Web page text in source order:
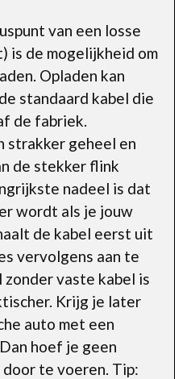
van een losse
is de mogelijkheid om
Opladen kan
standaard kabel die
de fabriek.
strakker geheel en
de stekker flink
nadeel is dat
wordt als je jouw
de kabel eerst uit
vervolgens aan te
zonder vaste kabel is
Krijg je later
auto met een
hoef je geen
door te voeren. Tip: